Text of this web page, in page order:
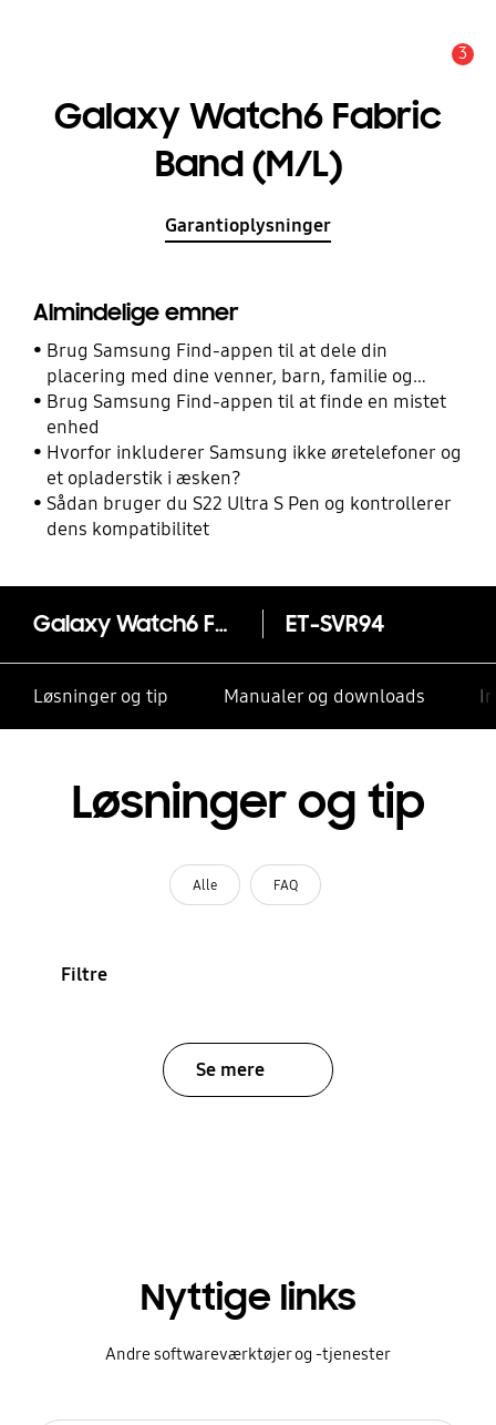
3
Galaxy Watch6 Fabric
Band (M/L)
Garantioplysninger
Almindelige emner
Brug Samsung Find-appen til at dele din
placering med dine venner, barn, familie og
andre kontakter
Brug Samsung Find-appen til at finde en mistet
enhed
Hvorfor inkluderer Samsung ikke øretelefoner og
et opladerstik i æsken?
Sådan bruger du S22 Ultra S Pen og kontrollerer
dens kompatibilitet
Galaxy Watch6 Fabric Band (M/L) ET-SVR94
Løsninger og tip Manualer og downloads
Løsninger og tip
Alle FAQ
Filtre
Se mere
Nyttige links
Andre softwareværktøjer og -tjenester